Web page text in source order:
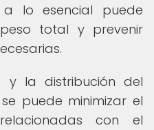
lo esencial puede
total y prevenir
y la distribución del
puede minimizar el
con el